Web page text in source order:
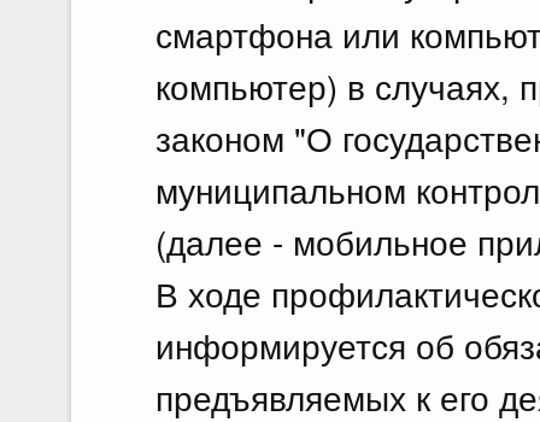
смартфона или
компьютер) в случаях,
законом "О
муниципальном
(далее - мобильное
В ходе
информируется об
предъявляемых к его